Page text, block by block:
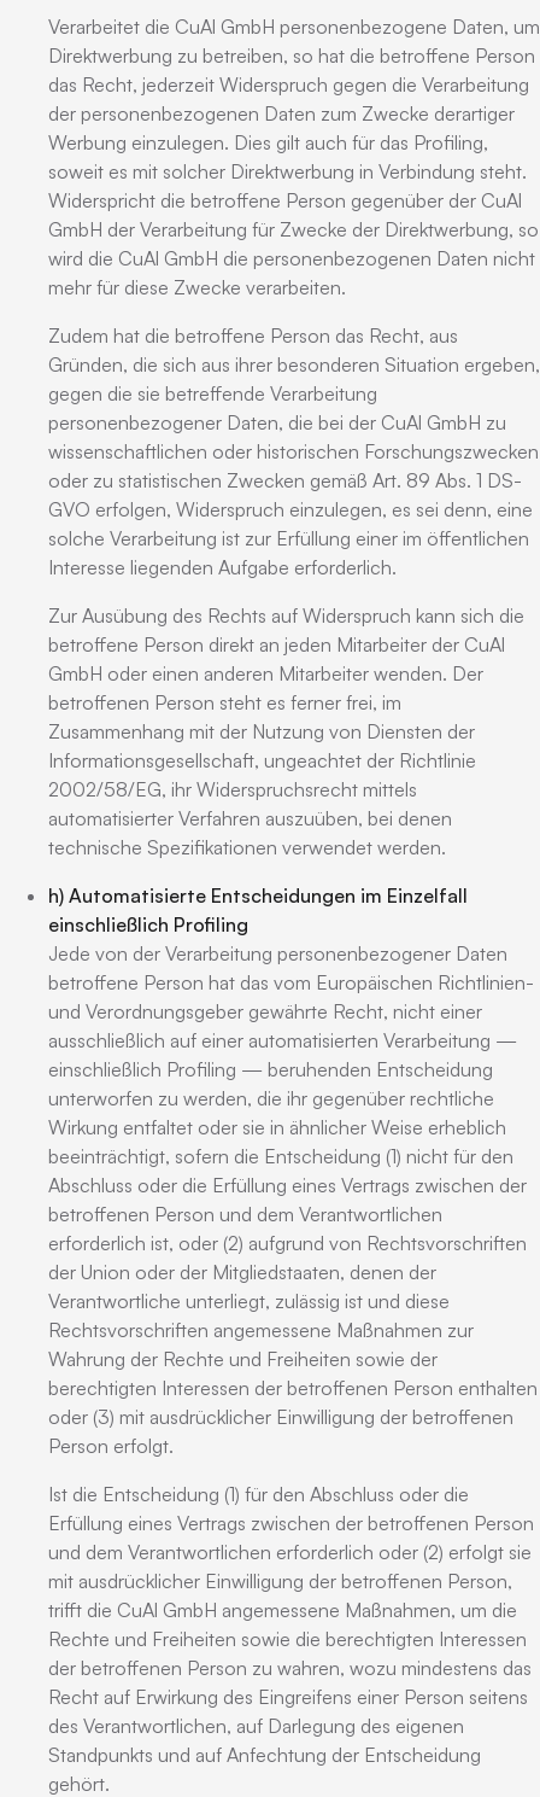
Verarbeitet die CuAl GmbH personenbezogene Daten, um
Direktwerbung zu betreiben, so hat die betroffene Person
das Recht, jederzeit Widerspruch gegen die Verarbeitung
der personenbezogenen Daten zum Zwecke derartiger
Werbung einzulegen. Dies gilt auch für das Profiling,
soweit es mit solcher Direktwerbung in Verbindung steht.
Widerspricht die betroffene Person gegenüber der CuAl
GmbH der Verarbeitung für Zwecke der Direktwerbung, so
wird die CuAl GmbH die personenbezogenen Daten nicht
mehr für diese Zwecke verarbeiten.
Zudem hat die betroffene Person das Recht, aus
Gründen, die sich aus ihrer besonderen Situation ergeben,
gegen die sie betreffende Verarbeitung
personenbezogener Daten, die bei der CuAl GmbH zu
wissenschaftlichen oder historischen Forschungszwecken
oder zu statistischen Zwecken gemäß Art. 89 Abs. 1 DS-
GVO erfolgen, Widerspruch einzulegen, es sei denn, eine
solche Verarbeitung ist zur Erfüllung einer im öffentlichen
Interesse liegenden Aufgabe erforderlich.
Zur Ausübung des Rechts auf Widerspruch kann sich die
betroffene Person direkt an jeden Mitarbeiter der CuAl
GmbH oder einen anderen Mitarbeiter wenden. Der
betroffenen Person steht es ferner frei, im
Zusammenhang mit der Nutzung von Diensten der
Informationsgesellschaft, ungeachtet der Richtlinie
2002/58/EG, ihr Widerspruchsrecht mittels
automatisierter Verfahren auszuüben, bei denen
technische Spezifikationen verwendet werden.
h) Automatisierte Entscheidungen im Einzelfall
einschließlich Profiling
Jede von der Verarbeitung personenbezogener Daten
betroffene Person hat das vom Europäischen Richtlinien-
und Verordnungsgeber gewährte Recht, nicht einer
ausschließlich auf einer automatisierten Verarbeitung —
einschließlich Profiling — beruhenden Entscheidung
unterworfen zu werden, die ihr gegenüber rechtliche
Wirkung entfaltet oder sie in ähnlicher Weise erheblich
beeinträchtigt, sofern die Entscheidung (1) nicht für den
Abschluss oder die Erfüllung eines Vertrags zwischen der
betroffenen Person und dem Verantwortlichen
erforderlich ist, oder (2) aufgrund von Rechtsvorschriften
der Union oder der Mitgliedstaaten, denen der
Verantwortliche unterliegt, zulässig ist und diese
Rechtsvorschriften angemessene Maßnahmen zur
Wahrung der Rechte und Freiheiten sowie der
berechtigten Interessen der betroffenen Person enthalten
oder (3) mit ausdrücklicher Einwilligung der betroffenen
Person erfolgt.
Ist die Entscheidung (1) für den Abschluss oder die
Erfüllung eines Vertrags zwischen der betroffenen Person
und dem Verantwortlichen erforderlich oder (2) erfolgt sie
mit ausdrücklicher Einwilligung der betroffenen Person,
trifft die CuAl GmbH angemessene Maßnahmen, um die
Rechte und Freiheiten sowie die berechtigten Interessen
der betroffenen Person zu wahren, wozu mindestens das
Recht auf Erwirkung des Eingreifens einer Person seitens
des Verantwortlichen, auf Darlegung des eigenen
Standpunkts und auf Anfechtung der Entscheidung
gehört.